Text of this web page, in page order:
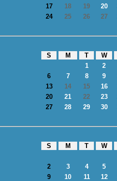
17
18 19 20
24
25 26 27
S M T W
1
2
6
7 8 9
13
14 15 16
20
21 22 23
27
28 29 30
S M T W
2
3 4 5
9
10 11 12